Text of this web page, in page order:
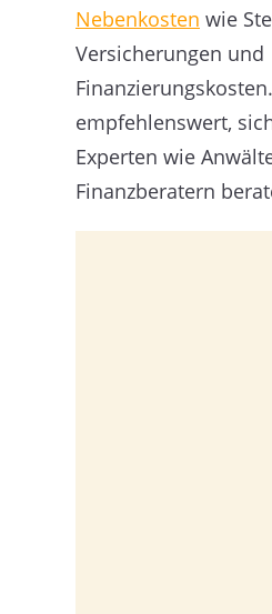
Nebenkosten wie
Versicherungen und
empfehlenswert,
Experten wie
Finanzberatern